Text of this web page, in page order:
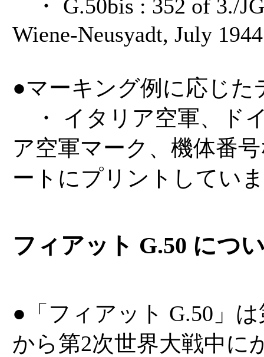
・ G.50bis : 352 of 3./
Wiene-Neusyadt, July 1944
●マーキング例に応じた
・ イタリア空軍、ド
ア空軍マーク、機体番
ートにプリントしてい
フィアット G.50 につ
●「フィアット G.50」
から第2次世界大戦中に